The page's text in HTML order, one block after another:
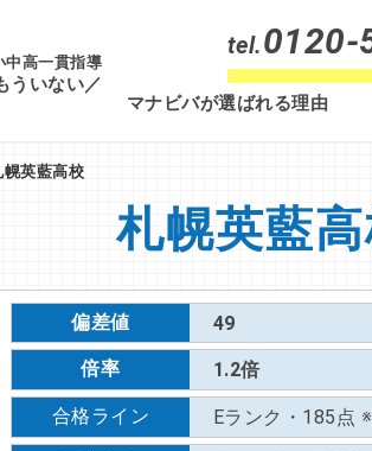
中高一貫指導
ういない／
tel.0120-
マナビバが選ばれる理由
幌英藍高校
札幌英藍
偏差値
49
倍率
1.2倍
合格ライン Eランク・185点